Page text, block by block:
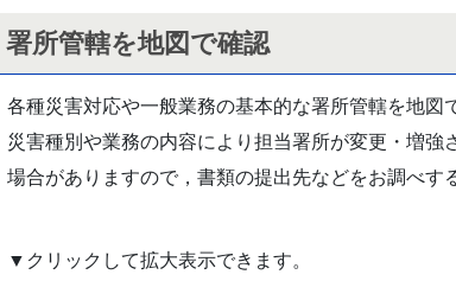
署所管轄を地図で確認
各種災害対応や一般業務の基本的な署所管轄を地図
災害種別や業務の内容により担当署所が変更・増
場合がありますので，書類の提出先などをお調べす
▼クリックして拡大表示できます。